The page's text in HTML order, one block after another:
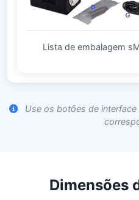
Lista de embalagem
Use os botões de
Dimensões